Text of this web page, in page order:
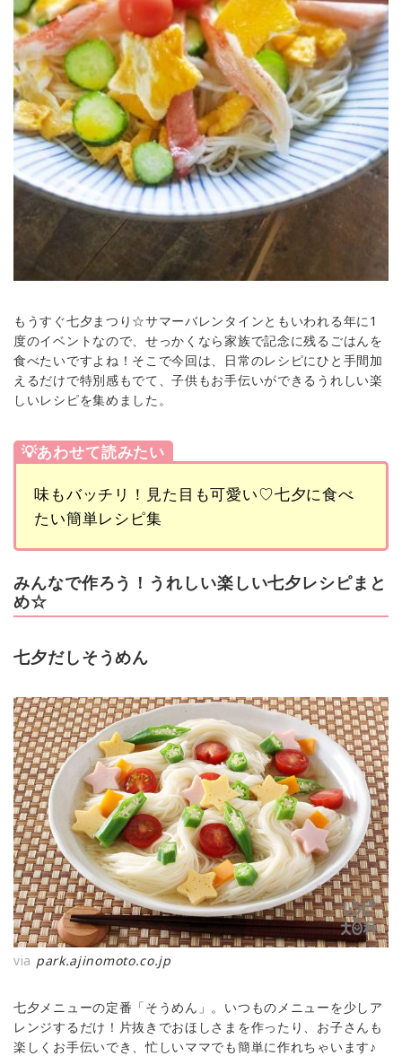
もうすぐ七夕まつり☆サマーバレンタインともいわれる年に1
度のイベントなので、せっかくなら家族で記念に残るごはんを
食べたいですよね！そこで今回は、日常のレシピにひと手間加
えるだけで特別感もでて、子供もお手伝いができるうれしい楽
しいレシピを集めました。
💡あわせて読みたい
味もバッチリ！見た目も可愛い♡七夕に食べ
たい簡単レシピ集
みんなで作ろう！うれしい楽しい七夕レシピまと
め☆
七夕だしそうめん
via park.ajinomoto.co.jp
七夕メニューの定番「そうめん」。いつものメニューを少しア
レンジするだけ！片抜きでおほしさまを作ったり、お子さんも
楽しくお手伝いでき、忙しいママでも簡単に作れちゃいます♪